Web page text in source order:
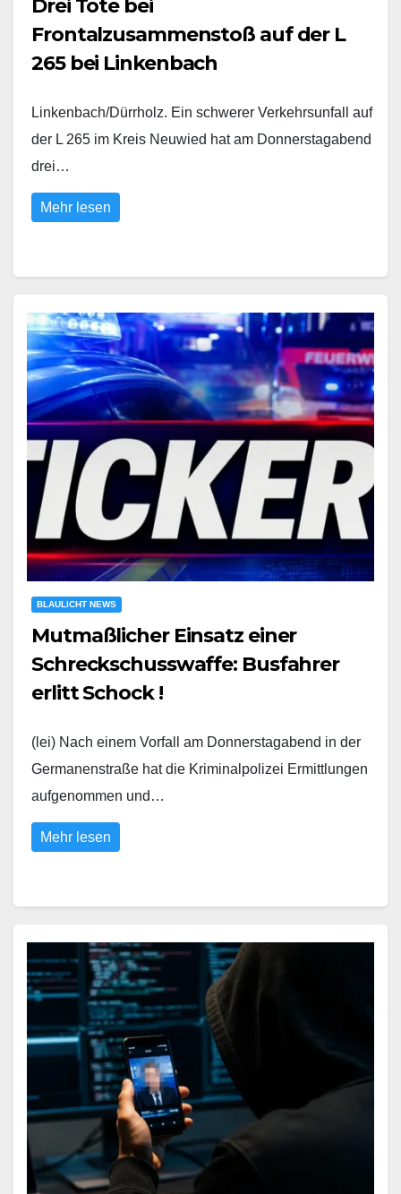
Drei Tote bei
Frontalzusammenstoß auf der L
265 bei Linkenbach
Linkenbach/Dürrholz. Ein schwerer Verkehrsunfall auf
der L 265 im Kreis Neuwied hat am Donnerstagabend
drei…
Mehr lesen
BLAULICHT NEWS
Mutmaßlicher Einsatz einer
Schreckschusswaffe: Busfahrer
erlitt Schock !
(lei) Nach einem Vorfall am Donnerstagabend in der
Germanenstraße hat die Kriminalpolizei Ermittlungen
aufgenommen und…
Mehr lesen